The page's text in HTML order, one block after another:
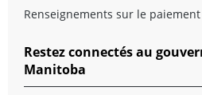
Renseignements sur le paiement
Restez connectés au
Manitoba